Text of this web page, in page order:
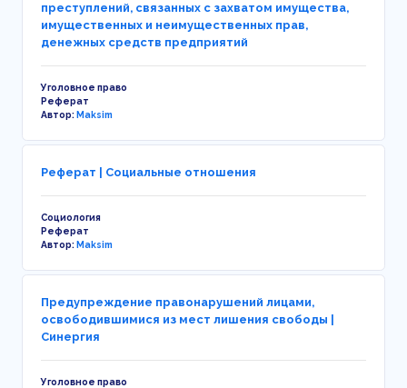
преступлений, связанных с захватом имущества,
имущественных и неимущественных прав,
денежных средств предприятий
Уголовное право
Реферат
Автор:Maksim
Реферат | Социальные отношения
Социология
Реферат
Автор:Maksim
Предупреждение правонарушений лицами,
освободившимися из мест лишения свободы |
Синергия
Уголовное право